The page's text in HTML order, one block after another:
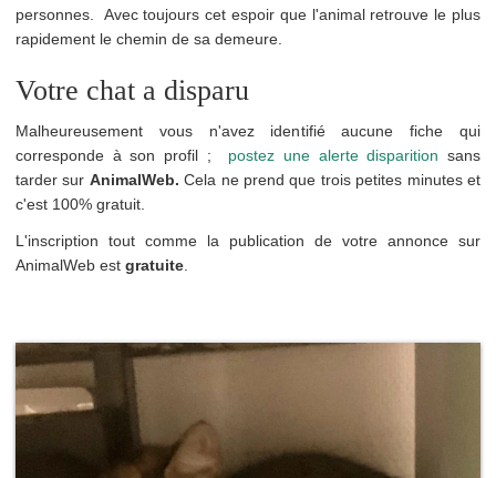
personnes. Avec toujours cet espoir que l'animal retrouve le plus
rapidement le chemin de sa demeure.
Votre chat a disparu
Malheureusement vous n'avez identifié aucune fiche qui
corresponde à son profil ;
postez une alerte disparition sans
tarder sur AnimalWeb. Cela ne prend que trois petites minutes et
c'est 100% gratuit.
L'inscription tout comme la publication de votre annonce sur
AnimalWeb est gratuite